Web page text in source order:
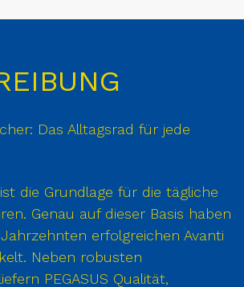
Das Alltagsrad für jede
die Grundlage für die tägliche
Genau auf dieser Basis haben
erfolgreichen Avanti
Neben robusten
PEGASUS Qualität,